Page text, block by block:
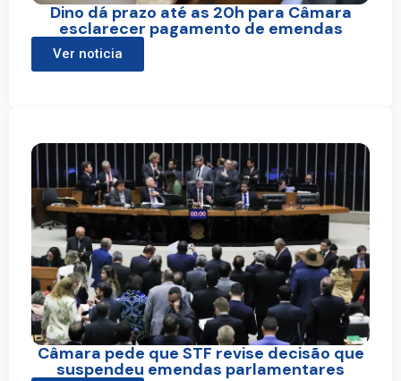
Dino dá prazo até as 20h para Câmara
esclarecer pagamento de emendas
Ver noticia
Câmara pede que STF revise decisão que
suspendeu emendas parlamentares